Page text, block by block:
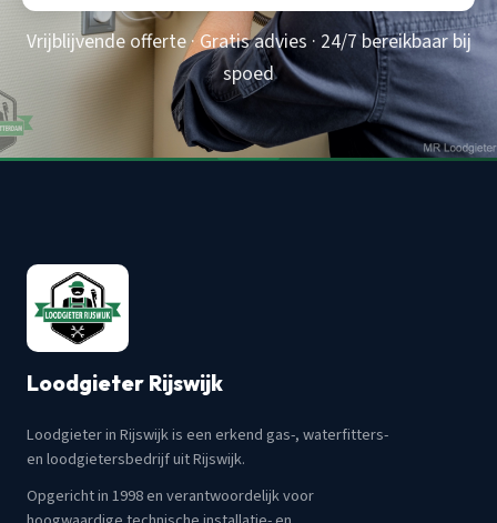
Vrijblijvende offerte · Gratis advies · 24/7 bereikbaar bij
spoed
Loodgieter Rijswijk
Loodgieter in Rijswijk is een erkend gas-, waterfitters-
en loodgietersbedrijf uit Rijswijk.
Opgericht in 1998 en verantwoordelijk voor